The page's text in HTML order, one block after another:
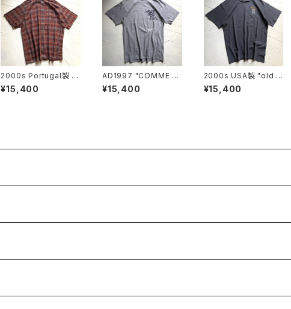
2000s Portugal製 "P
atagonia" A/C Yarn-
Dye shirt
¥15,400
AD1997 "COMME d
es GARÇONS HOM
ME PLUS" S/S T-shi
¥15,400
2000s USA製 "old s
tussy" S/S T-shirt
¥15,400